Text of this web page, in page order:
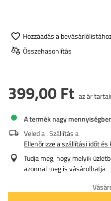
Hozzáadás a
Összehasonlítás
399,00 Ft az ár
A termék nagy
Veled a. Szállítás a
Ellenőrizze a szállítási időt
Tudja meg, hogy melyik
azonnal meg is vásárolhatja